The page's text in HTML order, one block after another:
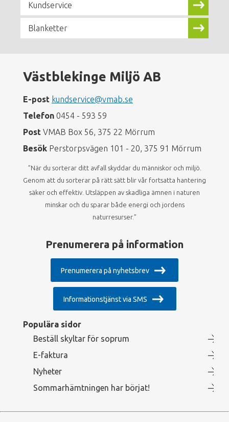
Kundservice
Blanketter
Västblekinge Miljö AB
E-post kundservice@vmab.se
Telefon 0454 - 593 59
Post VMAB Box 56, 375 22 Mörrum
Besök Perstorpsvägen 101 - 20, 375 91 Mörrum
”När du sorterar ditt avfall skyddar du människor och miljö.
Genom att du sorterar på rätt sätt blir vår fortsatta hantering
säker och effektiv. Utsläppen av skadliga ämnen i naturen
minskar och du sparar både energi och jordens
naturresurser.”
Prenumerera på information
Prenumerera på nyhetsbrev
Informationstjänst via SMS
Populära sidor
Beställ skyltar för soprum
E-faktura
Nyheter
Sommarhämtningen har börjat!